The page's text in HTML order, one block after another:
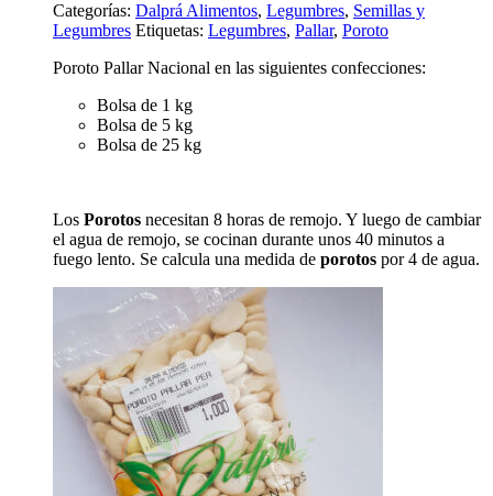
Categorías: Dalprá Alimentos, Legumbres, Semillas y
Legumbres Etiquetas: Legumbres, Pallar, Poroto
Poroto Pallar Nacional en las siguientes confecciones:
Bolsa de 1 kg
Bolsa de 5 kg
Bolsa de 25 kg
Los Porotos necesitan 8 horas de remojo. Y luego de cambiar
el agua de remojo, se cocinan durante unos 40 minutos a
fuego lento. Se calcula una medida de porotos por 4 de agua.